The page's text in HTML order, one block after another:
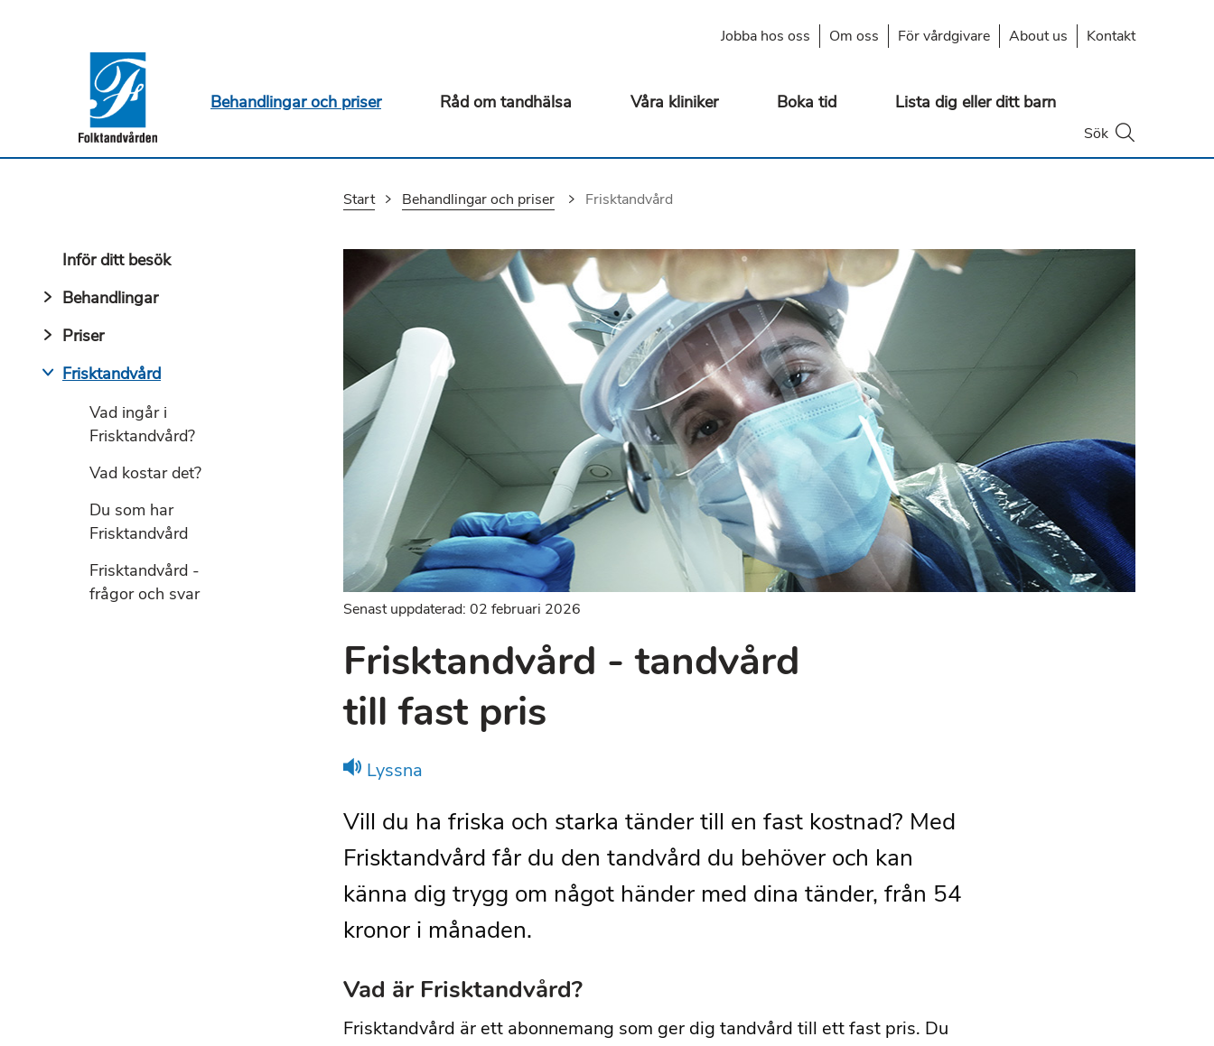
Jobba hos oss Om oss För vårdgivare About us Kontakt
Behandlingar och priser Råd om tandhälsa Våra kliniker Boka tid Lista dig eller ditt barn
Öppna
Sök
Start Behandlingar och priser Du är här:
Frisktandvård
Inför ditt besök
Behandlingar
Priser
Frisktandvård
Vad ingår i
Frisktandvård?
Vad kostar det?
Du som har
Frisktandvård
Frisktandvård -
frågor och svar
Senast uppdaterad: 02 februari 2026
Frisktandvård - tandvård
till fast pris
Lyssna
Vill du ha friska och starka tänder till en fast kostnad? Med
Frisktandvård får du den tandvård du behöver och kan
känna dig trygg om något händer med dina tänder, från 54
kronor i månaden.
Vad är Frisktandvård?
Frisktandvård är ett abonnemang som ger dig tandvård till ett fast pris. Du